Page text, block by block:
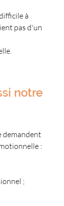
à
pas d'un
notre
demandent
:
;